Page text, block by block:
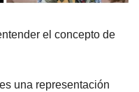
el concepto de
una representación